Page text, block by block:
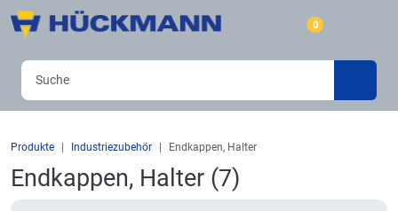
0
Produkte Industriezubehör Endkappen, Halter
Endkappen, Halter (7)